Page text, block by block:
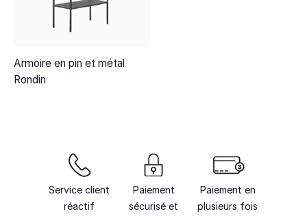
Armoire en pin et métal
Rondin
Service client
réactif
Paiement
sécurisé et
Paiement en
plusieurs fois